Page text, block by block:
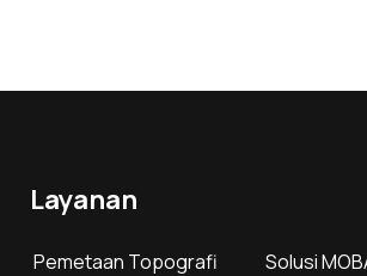
Layanan
Pemetaan Topografi
Solusi